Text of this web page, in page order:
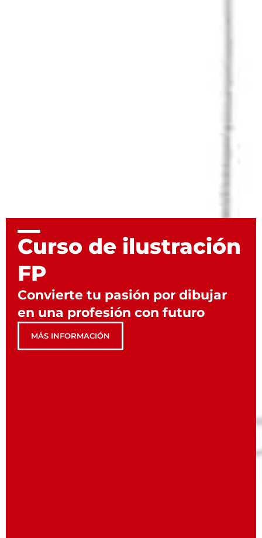
Curso de ilustración
FP
Convierte tu pasión por dibujar
en una profesión con futuro
MÁS INFORMACIÓN